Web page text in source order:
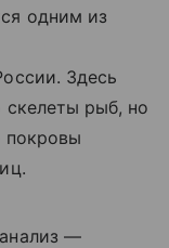
одним из
Здесь
скелеты рыб, но
покровы
—